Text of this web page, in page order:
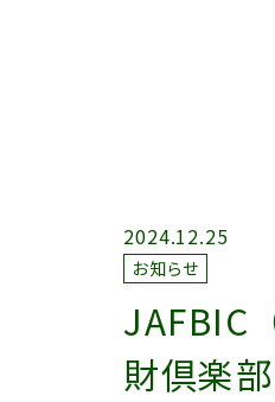
2024.12.25
お知らせ
JAFBIC
財倶楽